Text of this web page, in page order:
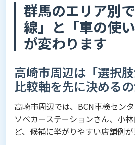
群馬のエリア別
線」と「車の使
が変わります
高崎市周辺は「選択
比較軸を先に決める
高崎市周辺では、BCN車検セン
ソベカーステーションさん、小
ど、候補に挙がりやすい店舗例が